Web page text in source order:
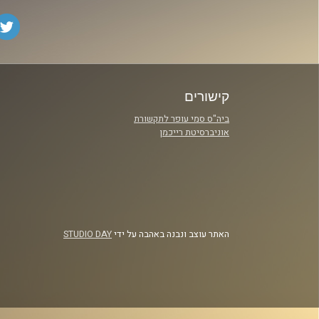
קישורים
ביה"ס סמי עופר לתקשורת
אוניברסיטת רייכמן
האתר עוצב ונבנה באהבה על ידיSTUDIO DAY